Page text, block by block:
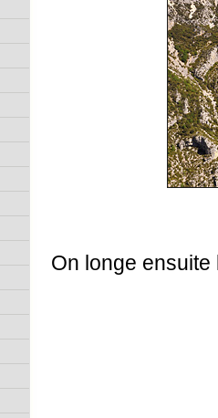
On longe